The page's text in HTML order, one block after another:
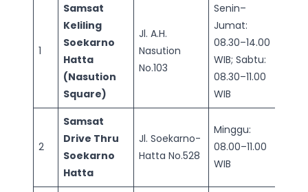
1
Samsat
Keliling
Soekarno
Hatta
(Nasution
Square)
Jl. A.H.
Nasution
No.103
Senin–
Jumat:
08.30–14.00
WIB; Sabtu:
08.30–11.00
WIB
2
Samsat
Drive Thru
Soekarno
Hatta
Jl. Soekarno-
Hatta No.528
Minggu:
08.00–11.00
WIB